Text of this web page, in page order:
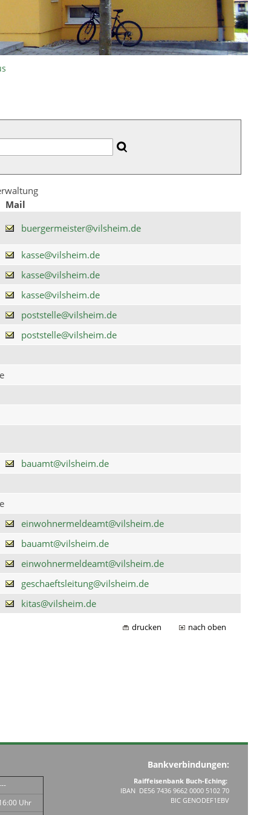
Mail
buergermeister@vilsheim.de
kasse@vilsheim.de
kasse@vilsheim.de
kasse@vilsheim.de
poststelle@vilsheim.de
poststelle@vilsheim.de
bauamt@vilsheim.de
einwohnermeldeamt@vilsheim.de
bauamt@vilsheim.de
einwohnermeldeamt@vilsheim.de
geschaeftsleitung@vilsheim.de
kitas@vilsheim.de
drucken nach oben
Uhr
Bankverbindungen:
Raiffeisenbank Buch-Eching:
IBAN DE56 7436 9662 0000 5102 70
BIC GENODEF1EBV